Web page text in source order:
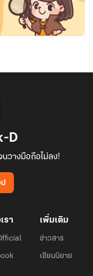
D
วางมือถือไม่ลง!
รา เพิ่มเติม
ข่าวสาร
เขียนนิยาย